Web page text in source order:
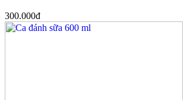
300.000đ